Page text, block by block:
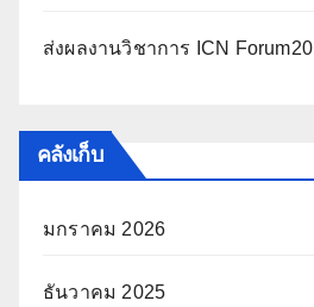
ส่งผลงานวิชาการ ICN Forum20
คลังเก็บ
มกราคม 2026
ธันวาคม 2025